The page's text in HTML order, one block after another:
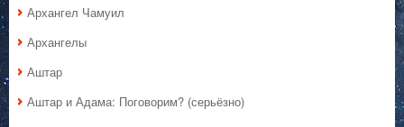
Архангел Чамуил
Архангелы
Аштар
Аштар и Адама: Поговорим? (серьёзно)